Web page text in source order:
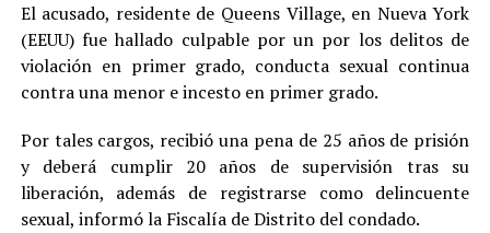
El acusado, residente de Queens Village, en Nueva York
(EEUU) fue hallado culpable por un por los delitos de
violación en primer grado, conducta sexual continua
contra una menor e incesto en primer grado.
Por tales cargos, recibió una pena de 25 años de prisión
y deberá cumplir 20 años de supervisión tras su
liberación, además de registrarse como delincuente
sexual, informó la Fiscalía de Distrito del condado.